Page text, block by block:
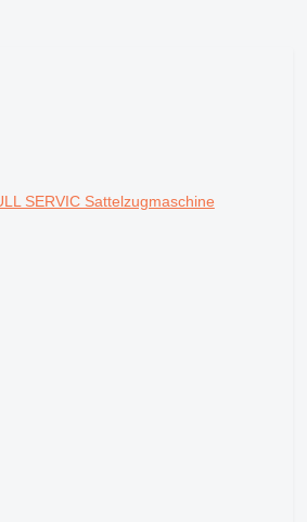
SERVIC Sattelzugmaschine